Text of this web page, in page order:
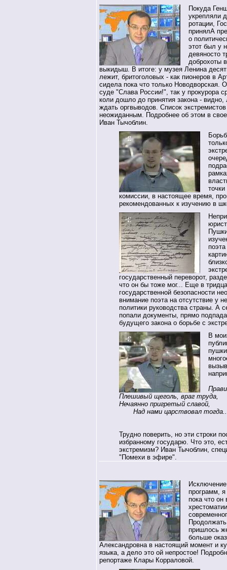
Покуда
укрепляли
ротации,
принялА
о
этот был у
девяносто
доброхоты
выкидыш. В итоге: у музея Ленина
лежит, бритоголовых - как пионеров в
сидела пока что только Новодворская.
суде "Слава России!", так у прокурора
коли дошло до принятия закона -
ждать оргвыводов. Список
неожиданным. Подробнее об этом в
Иван Тычоблин.
комиссии, в настоящее время,
рекомендованных к изучению в
государственный переворот,
что он бы тоже мог... Еще в
государственной безопасности
внимание поэта на отсутствие у
политики руководства страны. А
попали документы, прямо
будущего закона о борьбе с
В
Плешивый щеголь, враг труда,
Нечаянно пригретый славой,
Над нами царствовал
Трудно поверить, но эти строки
избранному государю. Что это,
экстремизм? Иван Тычоблин,
"Помехи в эфире".
программ,
пока что он
пришлось
больше
Александровна в настоящий момент и
языка, а дело это ой непростое!
репортаже Клары Корраловой.